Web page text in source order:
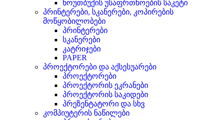
ნოუთბუქის უსაფრთხოების საკეტი
პრინტერები, სკანერები, კოპირების
მოწყობილობები
პრინტერები
სკანერები
კატრიჯები
PAPER
პროექტორები და აქსესუარები
პროექტორები
პროექტორის ეკრანები
პროექტორის საკიდები
პრეზენტატორი და სხვ
კომპიუტერის ნაწილები